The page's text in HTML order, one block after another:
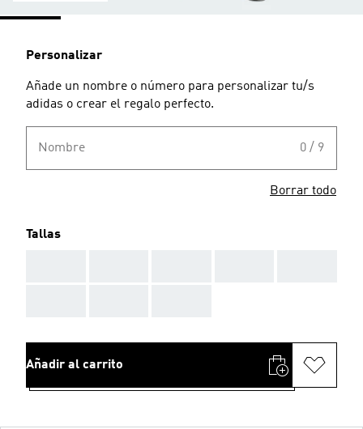
Personalizar
Añade un nombre o número para personalizar tu/s
adidas o crear el regalo perfecto.
Nombre 0 / 9
Borrar todo
Tallas
Añadir al carrito